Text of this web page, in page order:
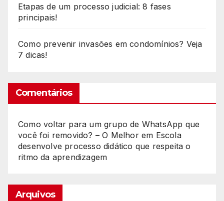
Etapas de um processo judicial: 8 fases
principais!
Como prevenir invasões em condomínios? Veja
7 dicas!
Comentários
Como voltar para um grupo de WhatsApp que
você foi removido? – O Melhorem Escola
desenvolve processo didático que respeita o
ritmo da aprendizagem
Arquivos